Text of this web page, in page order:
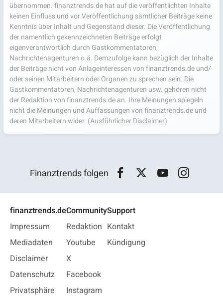
übernommen. finanztrends.de hat auf die veröffentlichten Inhalte
keinen Einfluss und vor Veröffentlichung sämtlicher Beiträge keine
Kenntnis über Inhalt und Gegenstand dieser. Die Veröffentlichung
der namentlich gekennzeichneten Beiträge erfolgt
eigenverantwortlich durch Gastkommentatoren,
Nachrichtenagenturen o.ä. Demzufolge kann bezüglich der Inhalte
der Beiträge nicht von Anlageinteressen von finanztrends.de und/
oder seinen Mitarbeitern oder Organen zu sprechen sein. Die
Gastkommentatoren, Nachrichtenagenturen usw. gehören nicht
der Redaktion von finanztrends.de an. Ihre Meinungen spiegeln
nicht die Meinungen und Auffassungen von finanztrends.de und
deren Mitarbeitern wider. (Ausführlicher Disclaimer)
Finanztrends folgen
finanztrends.de
Impressum
Mediadaten
Disclaimer
Datenschutz
Privatsphäre
Community
Redaktion
Youtube
X
Facebook
Instagram
Support
Kontakt
Kündigung